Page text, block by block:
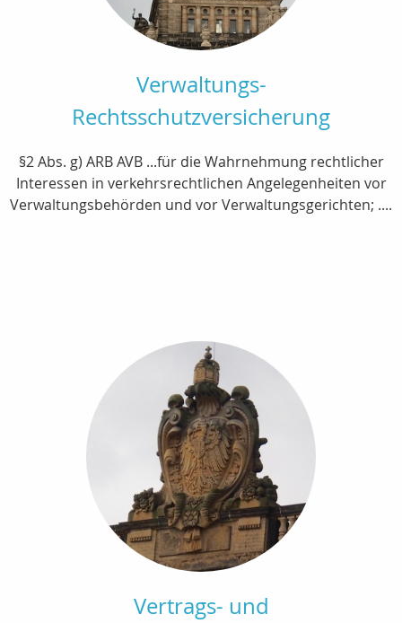
Verwaltungs-
Rechtsschutzversicherung
§2 Abs. g) ARB AVB ...für die Wahrnehmung rechtlicher
Interessen in verkehrsrechtlichen Angelegenheiten vor
Verwaltungsbehörden und vor Verwaltungsgerichten; ....
Vertrags- und